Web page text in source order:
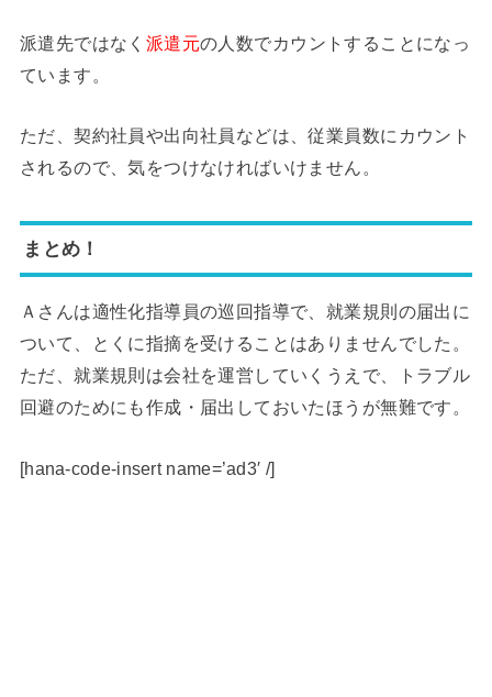
派遣先ではなく 派遣元の人数でカウントすることになっ
ています。
ただ、契約社員や出向社員などは、従業員数にカウント
されるので、気をつけなければいけません。
まとめ！
Ａさんは適性化指導員の巡回指導で、就業規則の届出に
ついて、とくに指摘を受けることはありませんでした。
ただ、就業規則は会社を運営していくうえで、トラブル
回避のためにも作成・届出しておいたほうが無難です。
[hana-code-insert name=’ad3′ /]